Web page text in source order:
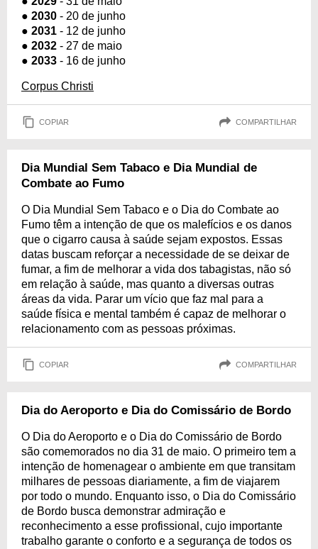
● 2030 - 20 de junho
● 2031 - 12 de junho
● 2032 - 27 de maio
● 2033 - 16 de junho
Corpus Christi
COPIAR COMPARTILHAR
Dia Mundial Sem Tabaco e Dia Mundial de
Combate ao Fumo
O Dia Mundial Sem Tabaco e o Dia do Combate ao
Fumo têm a intenção de que os malefícios e os danos
que o cigarro causa à saúde sejam expostos. Essas
datas buscam reforçar a necessidade de se deixar de
fumar, a fim de melhorar a vida dos tabagistas, não só
em relação à saúde, mas quanto a diversas outras
áreas da vida. Parar um vício que faz mal para a
saúde física e mental também é capaz de melhorar o
relacionamento com as pessoas próximas.
COPIAR COMPARTILHAR
Dia do Aeroporto e Dia do Comissário de Bordo
O Dia do Aeroporto e o Dia do Comissário de Bordo
são comemorados no dia 31 de maio. O primeiro tem a
intenção de homenagear o ambiente em que transitam
milhares de pessoas diariamente, a fim de viajarem
por todo o mundo. Enquanto isso, o Dia do Comissário
de Bordo busca demonstrar admiração e
reconhecimento a esse profissional, cujo importante
trabalho garante o conforto e a segurança de todos os